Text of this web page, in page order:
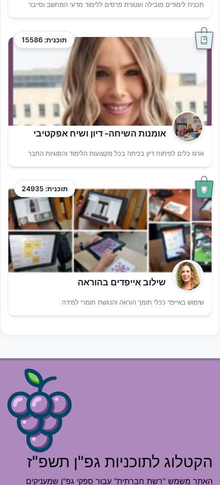
תכנית לימודים מובילה ועטורת פרסים ללימוד מדעי המחשב וסייבר
תוכנית: 15586
אומנות השיחה- דיון ושיח אפקטיבי
ארגז כלים לפיתוח דיון בכיתה בכל מקצועות הלימוד והסוגיות החבר
תוכנית: 24935
שילוב אייפדים בהוראה
שימוש באייפד ככלי תומך הוראה והנגשת חומרי למידה
הקטלוג לתוכניות גפ"ן תשפ"ז
האתר משמש "רשת חברתית" עבור ספקי גפ"ן שמעניקים